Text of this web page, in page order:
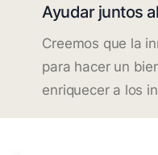
Ayudar juntos
Creemos que la
para hacer un
enriquecer a los